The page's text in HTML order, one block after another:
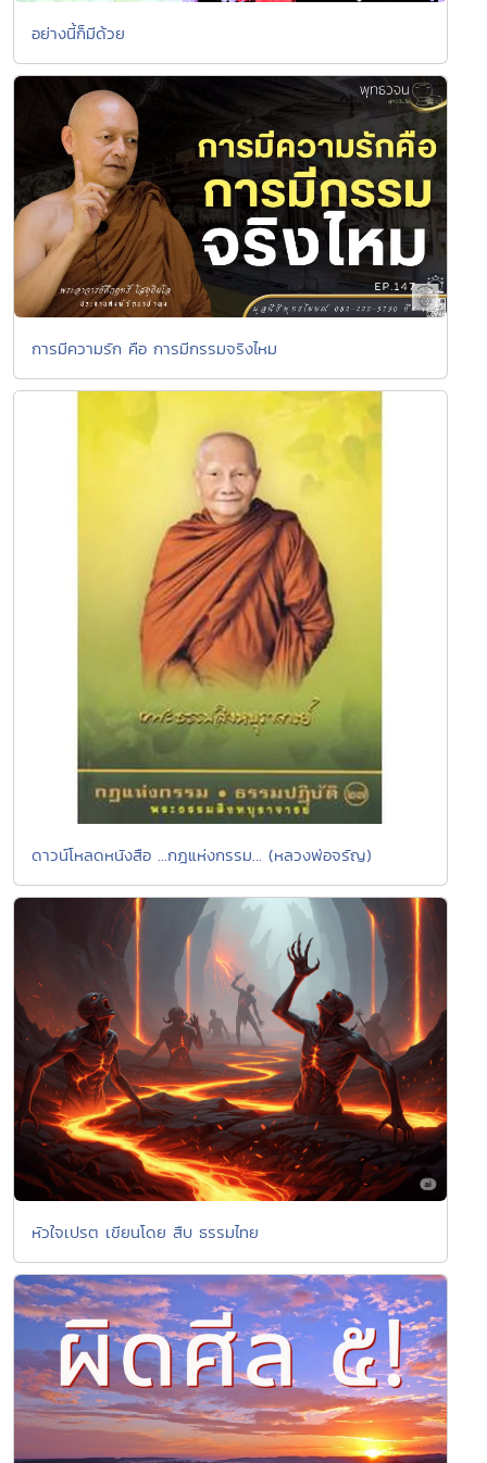
อย่างนี้ก็มีด้วย
การมีความรัก คือ การมีกรรมจริงไหม
ดาวน์โหลดหนังสือ ...กฎแห่งกรรม... (หลวงพ่อจรัญ)
หัวใจเปรต เขียนโดย สืบ ธรรมไทย